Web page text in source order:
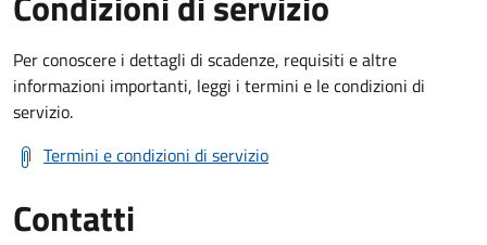
Per conoscere i dettagli di scadenze, requisiti e altre
informazioni importanti, leggi i termini e le condizioni di
servizio.
Termini e condizioni di servizio
Contatti